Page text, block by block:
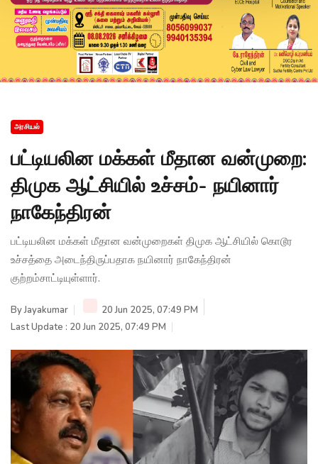
அரசியல்
பட்டியலின மக்கள் மீதான வன்முறை:
திமுக ஆட்சியில் உச்சம்- நயினார்
நாகேந்திரன்
பட்டியலின மக்கள் மீதான வன்முறைகள் திமுக ஆட்சியில் கொடூர
உச்சத்தை அடைந்திருப்பதாக நயினார் நாகேந்திரன்
குற்றம்சாட்டியுள்ளார்.
ByJayakumar
20 Jun 2025, 07:49 PM
Last Update : 20 Jun 2025, 07:49 PM